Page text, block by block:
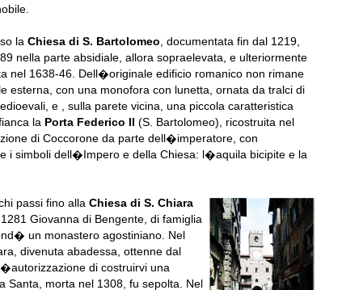
la Chiesa di S. Bartolomeo , documentata fin dal 1219,
nella parte absidiale, allora sopraelevata, e ulteriormente
nel 1638-46. Dell�originale edificio romanico non rimane
esterna, con una monofora con lunetta, ornata da tralci di
e , sulla parete vicina, una piccola caratteristica
la Porta Federico II
(S. Bartolomeo), ricostruita nel
di Coccorone da parte dell�imperatore, con
i simboli dell�Impero e della Chiesa: l�aquila bicipite e la
passi fino alla Chiesa di S. Chiara
1281 Giovanna di Bengente, di famiglia
un monastero agostiniano. Nel
divenuta abadessa, ottenne dal
di costruirvi una
Santa, morta nel 1308, fu sepolta. Nel